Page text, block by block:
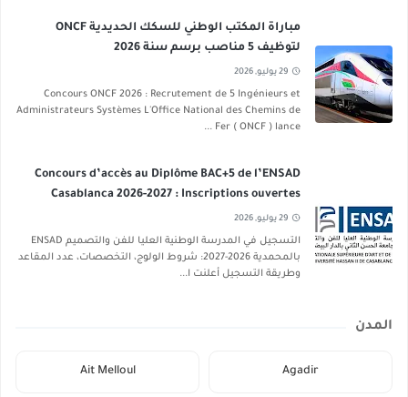
مباراة المكتب الوطني للسكك الحديدية ONCF
لتوظيف 5 مناصب برسم سنة 2026
29 يوليو, 2026
Concours ONCF 2026 : Recrutement de 5 Ingénieurs et
Administrateurs Systèmes L'Office National des Chemins de
Fer ( ONCF ) lance ...
Concours d’accès au Diplôme BAC+5 de l’ENSAD
Casablanca 2026-2027 : Inscriptions ouvertes
29 يوليو, 2026
التسجيل في المدرسة الوطنية العليا للفن والتصميم ENSAD
بالمحمدية 2026-2027: شروط الولوج، التخصصات، عدد المقاعد
وطريقة التسجيل أعلنت ا...
المدن
Agadir
Ait Melloul